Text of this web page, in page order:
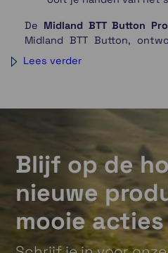
De Midland BTT Button Pro
Midland BTT Button,
tijdens het gebruik nog
de status van het
wordt ingeschakeld,
duidelijke feedback
verbindingsstatus
batterijstatus. Deze
onderweg, wanneer
bevestiging essentieel is.
De LED gebruikt
lichtsignalen om de status
Lees verder
Blijf op de
nieuwe
mooie acties